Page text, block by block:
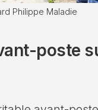
Philippe Maladie
poste